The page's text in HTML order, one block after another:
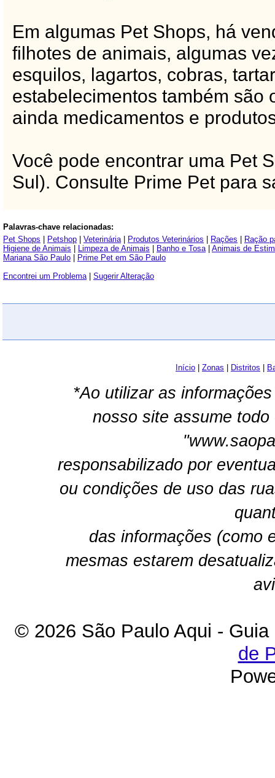
Em algumas Pet Shops, há
filhotes de animais, algumas
esquilos, lagartos, cobras,
estabelecimentos também são
ainda medicamentos e
Você pode encontrar uma Pet
Sul). Consulte Prime Pet para
Palavras-chave relacionadas:
Pet Shops
Petshop Veterinária| Produtos Veterinários Rações
Ração
Higiene de Animais
Limpeza de Animais Banho e Tosa| Animais de
Mariana São Paulo
Prime Pet em São Paulo
Encontrei um Problema| Sugerir Alteração
Início Zonas Distritos
*Ao utilizar as
nosso site assume
responsabilizado por
ou condições de uso das
das informações (como
mesmas estarem
© 2026 São Paulo Aqui -
de